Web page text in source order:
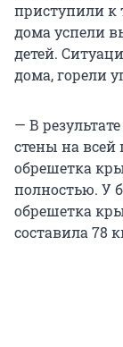
приступили к
дома успели
детей.
дома, горели
— В
стены на всей
обрешетка
полностью. У
обрешетка
составила 78